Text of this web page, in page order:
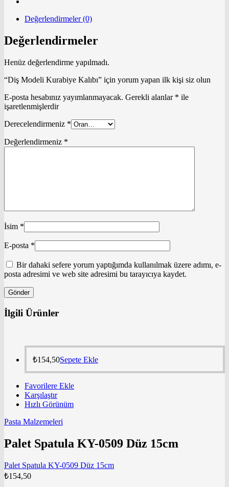
Değerlendirmeler (0)
Değerlendirmeler
Henüz değerlendirme yapılmadı.
“Diş Modeli Kurabiye Kalıbı” için yorum yapan ilk kişi siz olun
E-posta hesabınız yayımlanmayacak. Gerekli alanlar * ile
işaretlenmişlerdir
Derecelendirmeniz *
Değerlendirmeniz *
İsim *
E-posta *
Bir dahaki sefere yorum yaptığımda kullanılmak üzere adımı, e-
posta adresimi ve web site adresimi bu tarayıcıya kaydet.
İlgili Ürünler
₺154,50Sepete Ekle
Favorilere Ekle
Karşılaştır
Hızlı Görünüm
Pasta Malzemeleri
Palet Spatula KY-0509 Düz 15cm
Palet Spatula KY-0509 Düz 15cm
₺154,50